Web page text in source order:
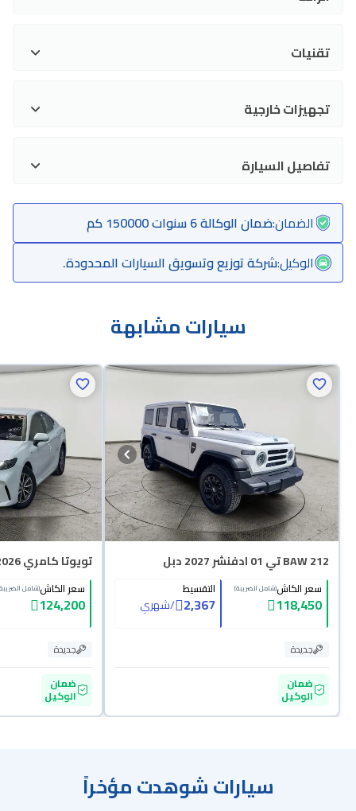
تقنيات
تجهيزات خارجية
تفاصيل السيارة
الضمان:ضمان الوكالة 6 سنوات 150000 كم
الوكيل:شركة توزيع وتسويق السيارات المحدودة.
سيارات مشابهة
BAW 212 تي 01 ادفنشر 2027 دبل
سعر الكاش(شامل الضريبة)
118,450
التقسيط
2,367
/شهري
جديدة
ضمان
الوكيل
تويوتا كامري E HEV 2026
سعر الكاش(شامل
124,200
جديدة
ضمان
الوكيل
سيارات شوهدت مؤخراً